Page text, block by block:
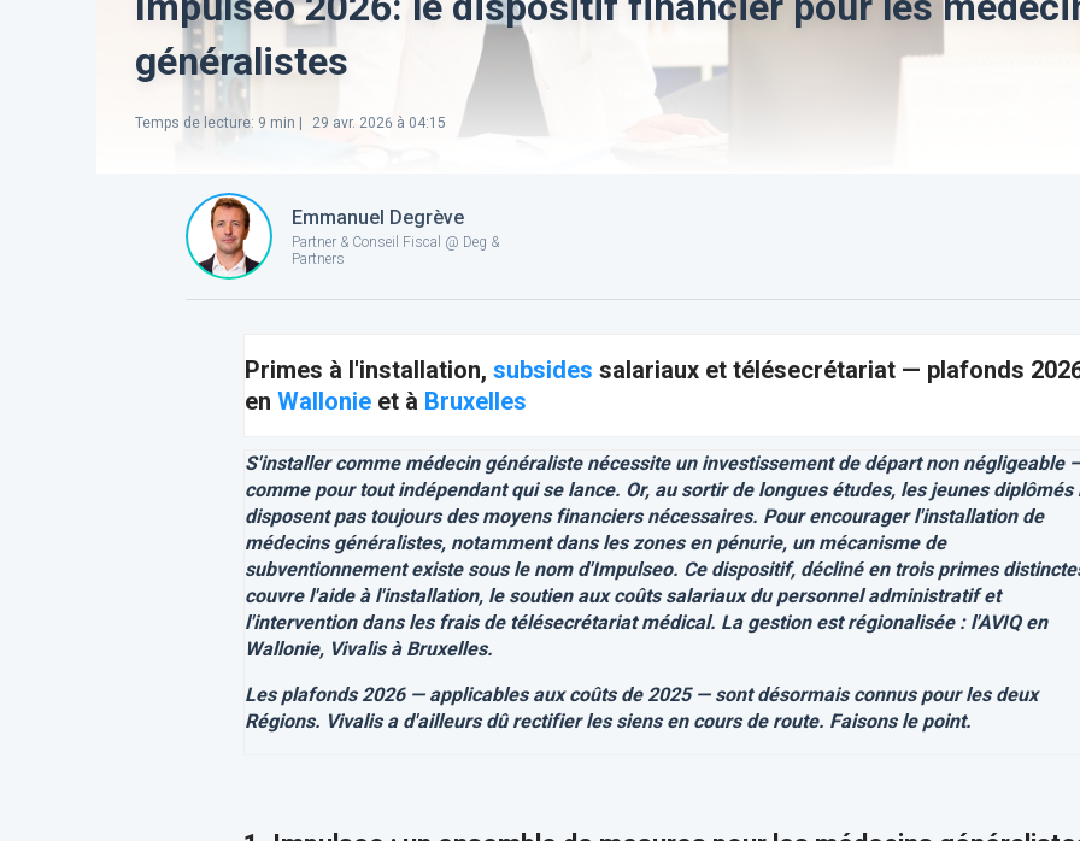
généralistes
Temps de lecture: 9 min | 29 avr. 2026 à 04:15
Emmanuel Degrève
Partner & Conseil Fiscal @ Deg &
Partners
Primes à l'installation, subsides salariaux et télésecrétariat — plafonds
en Wallonieet à Bruxelles
S'installer comme médecin généraliste nécessite un investissement de départ non négligeable
comme pour tout indépendant qui se lance. Or, au sortir de longues études, les jeunes diplômés
disposent pas toujours des moyens financiers nécessaires. Pour encourager l'installation de
médecins généralistes, notamment dans les zones en pénurie, un mécanisme de
subventionnement existe sous le nom d'Impulseo. Ce dispositif, décliné en trois primes
couvre l'aide à l'installation, le soutien aux coûts salariaux du personnel administratif et
l'intervention dans les frais de télésecrétariat médical. La gestion est régionalisée : l'AVIQ en
Wallonie, Vivalis à Bruxelles.
Les plafonds 2026 — applicables aux coûts de 2025 — sont désormais connus pour les deux
Régions. Vivalis a d'ailleurs dû rectifier les siens en cours de route. Faisons le point.